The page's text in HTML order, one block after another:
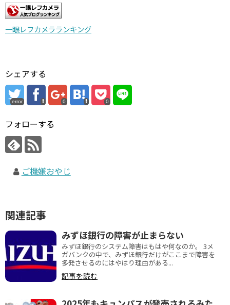
一眼レフカメラランキング
シェアする
error 0 0
フォローする
ご機嫌おやじ
関連記事
みずほ銀行の障害が止まらない
みずほ銀行のシステム障害はもはや何なのか。 3メ
ガバンクの中で、みずほ銀行だけがここまで障害を
多発させるのにはやはり理由がある...
記事を読む